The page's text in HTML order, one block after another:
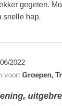
gegeten.
snelle hap.
2022
voor: Groepen,